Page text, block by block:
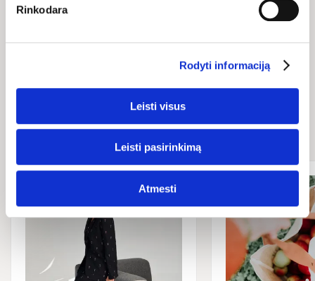
Rinkodara
Rodyti informaciją
Leisti visus
Leisti pasirinkimą
Atmesti
straipsniai